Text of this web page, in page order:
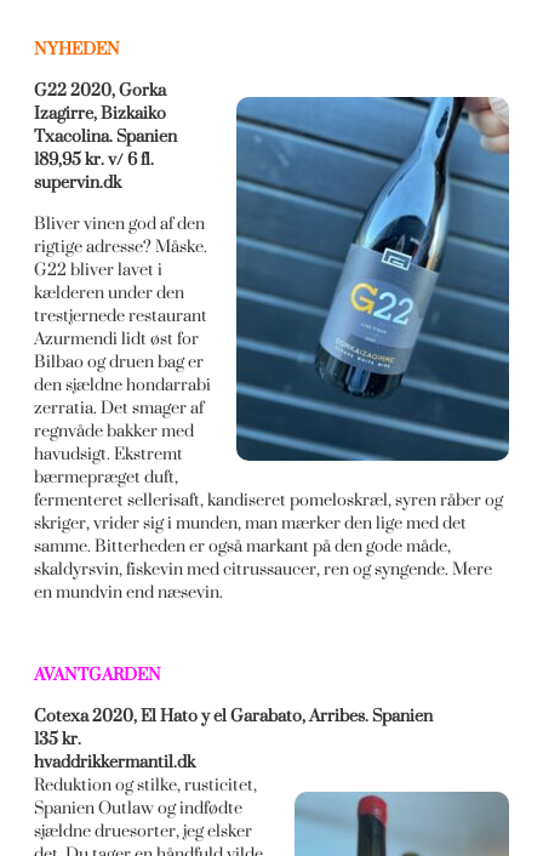
NYHEDEN
G22 2020, Gorka
Izagirre, Bizkaiko
Txacolina. Spanien
189,95 kr. v/ 6 fl.
supervin.dk
Bliver vinen god af den
rigtige adresse? Måske.
G22 bliver lavet i
kælderen under den
trestjernede restaurant
Azurmendi lidt øst for
Bilbao og druen bag er
den sjældne hondarrabi
zerratia. Det smager af
regnvåde bakker med
havudsigt. Ekstremt
bærmepræget duft,
fermenteret sellerisaft, kandiseret pomeloskræl, syren råber og
skriger, vrider sig i munden, man mærker den lige med det
samme. Bitterheden er også markant på den gode måde,
skaldyrsvin, fiskevin med citrussaucer, ren og syngende. Mere
en mundvin end næsevin.
AVANTGARDEN
Cotexa 2020, El Hato y el Garabato, Arribes. Spanien
135 kr.
hvaddrikkermantil.dk
Reduktion og stilke, rusticitet,
Spanien Outlaw og indfødte
sjældne druesorter, jeg elsker